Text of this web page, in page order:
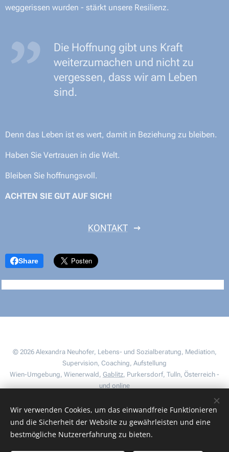
weggerissen wurden - stärkt unsere Resilienz.
Die Hoffnung gibt uns Kraft
weiterzumachen und nicht zu
vergessen, dass wir am Leben
sind.
Denn das Leben ist es wert, damit in Beziehung zu bleiben.
Haben Sie Vertrauen in die Welt.
Bleiben Sie hoffnungsvoll.
ACHTEN SIE GUT AUF SICH!
KONTAKT
Share
© 2026 Alexandra Neuhofer, Lebens- und Sozialberatung, Mediation,
Supervision, Coaching, Aufstellung
Wien-Umgebung, Wienerwald, Gablitz, Purkersdorf, Tulln, Österreich -
und online
"Nicht das Problem macht die Schwierigkeiten, sondern unsere
Sichtweise. " (Univ.-Prof. DDr. Viktor Emil Frankl)
Wir verwenden Cookies, um das einwandfreie Funktionieren
und die Sicherheit der Website zu gewährleisten und eine
bestmögliche Nutzererfahrung zu bieten.